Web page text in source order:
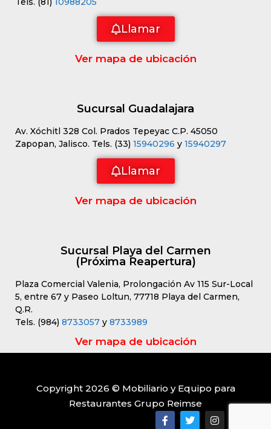
Llamar
Ver mapa de ubicación
Sucursal Guadalajara
Av. Xóchitl 328 Col. Prados Tepeyac C.P. 45050
Zapopan, Jalisco. Tels. (33) 15940296 y 15940297
Llamar
Ver mapa de ubicación
Sucursal Playa del Carmen
(Próxima Reapertura)
Plaza Comercial Valenia, Prolongación Av 115 Sur-Local
5, entre 67 y Paseo Loltun, 77718 Playa del Carmen,
Q.R.
Tels. (984) 8733057 y 8733989
Ver mapa de ubicación
Copyright 2026 © Mobiliario y Equipo para
Restaurantes Grupo Reimse